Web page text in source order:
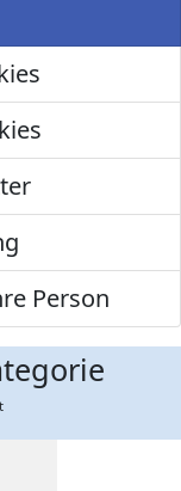
Person